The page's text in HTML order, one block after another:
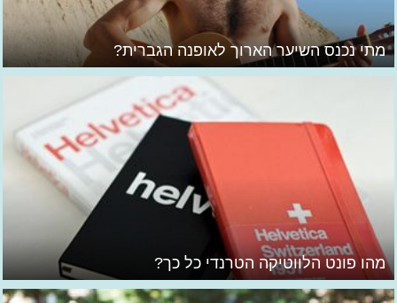
מתי נכנס השיער הארוך לאופנה הגברית?
מהו פונט הלווטיקה הטרנדי כל כך?